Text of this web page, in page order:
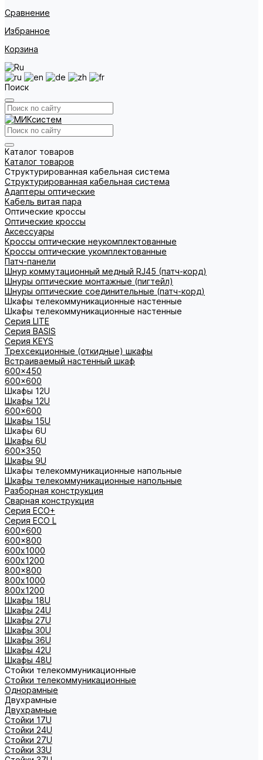
Сравнение
Избранное
Корзина
Поиск
Каталог товаров
Каталог товаров
Структурированная кабельная система
Структурированная кабельная система
Адаптеры оптические
Кабель витая пара
Оптические кроссы
Оптические кроссы
Аксессуары
Кроссы оптические неукомплектованные
Кроссы оптические укомплектованные
Патч-панели
Шнур коммутационный медный RJ45 (патч-корд)
Шнуры оптические монтажные (пигтейл)
Шнуры оптические соединительные (патч-корд)
Шкафы телекоммуникационные настенные
Шкафы телекоммуникационные настенные
Cерия LITE
Cерия BASIS
Cерия KEYS
Трехсекционные (откидные) шкафы
Встраиваемый настенный шкаф
600x450
600x600
Шкафы 12U
Шкафы 12U
600x600
Шкафы 15U
Шкафы 6U
Шкафы 6U
600x350
Шкафы 9U
Шкафы телекоммуникационные напольные
Шкафы телекоммуникационные напольные
Разборная конструкция
Сварная конструкция
Серия ECO+
Серия ECO L
600x600
600x800
600х1000
600х1200
800x800
800х1000
800х1200
Шкафы 18U
Шкафы 24U
Шкафы 27U
Шкафы 30U
Шкафы 36U
Шкафы 42U
Шкафы 48U
Стойки телекоммуникационные
Стойки телекоммуникационные
Однорамные
Двухрамные
Двухрамные
Стойки 17U
Стойки 24U
Стойки 27U
Стойки 33U